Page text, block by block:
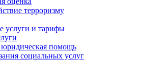
терроризму
услуги и тарифы
юридическая помощь
социальных услуг